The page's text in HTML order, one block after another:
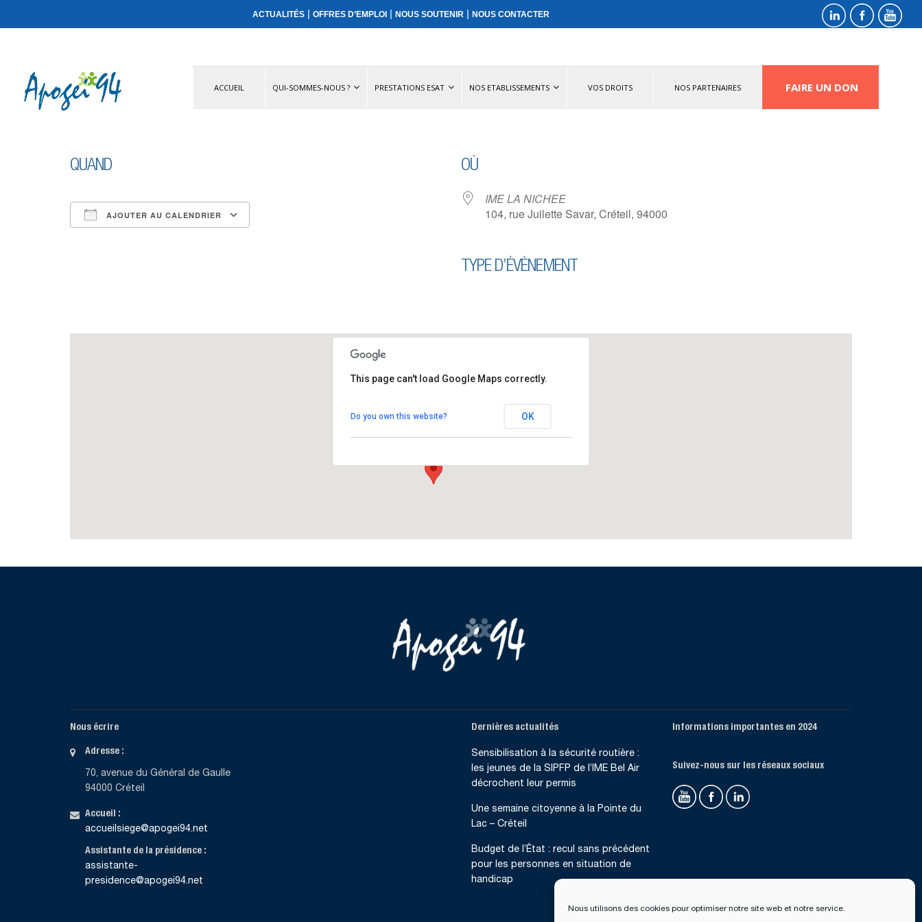
ACTUALITÉS |OFFRES D’EMPLOI |NOUS SOUTENIR |NOUS CONTACTER
Nous utilisons des cookies pour optimiser notre site web et notre service.
ACCUEIL QUI-SOMMES-NOUS ? PRESTATIONS ESAT NOS ETABLISSEMENTS VOS DROITS NOS PARTENAIRES FAIRE UN DON
QUAND
AJOUTER AU CALENDRIER
OÙ
IME LA NICHEE
104, rue Juilette Savar, Créteil, 94000
TYPE D’ÉVÈNEMENT
IME LA NICHEE
This page can't load Google Maps correctly.
Do you own this website? OK
Nous écrire
Adresse :
70, avenue du Général de Gaulle
94000 Créteil
Accueil :
accueilsiege@apogei94.net
Assistante de la présidence :
assistante-
presidence@apogei94.net
Dernières actualités
Sensibilisation à la sécurité routière :
les jeunes de la SIPFP de l’IME Bel Air
décrochent leur permis
Une semaine citoyenne à la Pointe du
Lac – Créteil
Budget de l’État : recul sans précédent
pour les personnes en situation de
handicap
Informations importantes en 2024
Suivez-nous sur les réseaux sociaux